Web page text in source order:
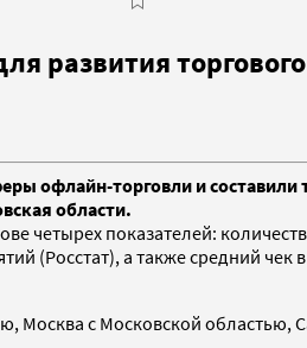
развития
офлайн-торговли и
области.
четырех показателей:
(Росстат), а также средний
Москва с Московской областью,